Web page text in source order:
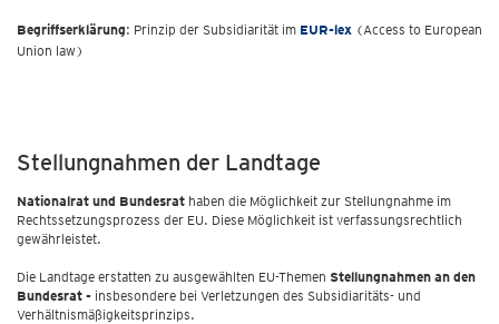
Begriffserklärung: Prinzip der Subsidiarität im EUR-lex (Access to European
Union law)
Stellungnahmen der Landtage
Nationalrat und Bundesrat haben die Möglichkeit zur Stellungnahme im
Rechtssetzungsprozess der EU. Diese Möglichkeit ist verfassungsrechtlich
gewährleistet.
Die Landtage erstatten zu ausgewählten EU-Themen Stellungnahmen an den
Bundesrat - insbesondere bei Verletzungen des Subsidiaritäts- und
Verhältnismäßigkeitsprinzips.